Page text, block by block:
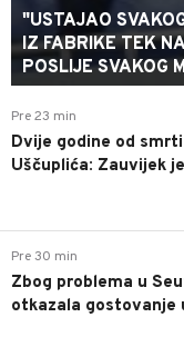
"USTAJAO
IZ FABRIKE TEK
POSLIJE SVAKOG
Pre 23 min
Dvije godine od
Uščuplića: Zauvijek
Pre 30 min
Zbog problema u
otkazala gostovanje